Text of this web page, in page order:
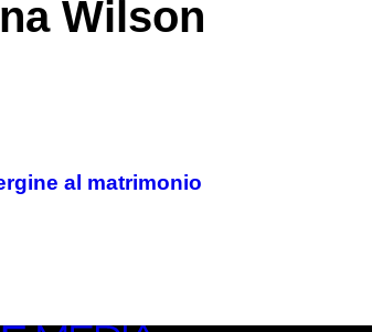
Wilson
al matrimonio